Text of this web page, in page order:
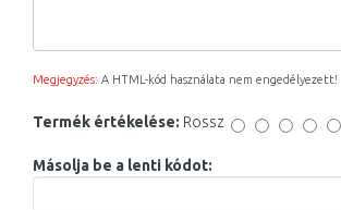
Megjegyzés: A HTML-kód használata nem engedélyezett!
Termék értékelése: Rossz
Másolja be a lenti kódot: